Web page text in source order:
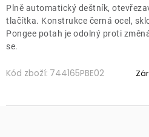
Plně automatický deštník,
tlačítka. Konstrukce černá ocel,
Pongee potah je odolný proti
se.
Kód zboží: 744165PBE02